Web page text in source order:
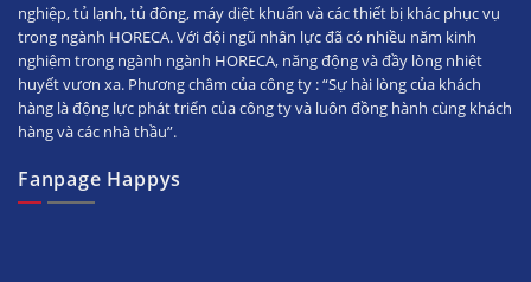
nghiệp, tủ lạnh, tủ đông, máy diệt khuẩn và các thiết bị khác phục vụ
trong ngành HORECA. Với đội ngũ nhân lực đã có nhiều năm kinh
nghiệm trong ngành ngành HORECA, năng động và đầy lòng nhiệt
huyết vươn xa. Phương châm của công ty : “Sự hài lòng của khách
hàng là động lực phát triển của công ty và luôn đồng hành cùng khách
hàng và các nhà thầu”.
Fanpage Happys